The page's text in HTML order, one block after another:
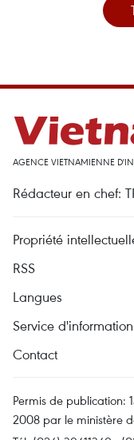
AGENCE VIETNAMIENNE
Rédacteur en chef:
Propriété
RSS
Langues
Service d'information
Contact
Permis de publication:
2008 par le ministère